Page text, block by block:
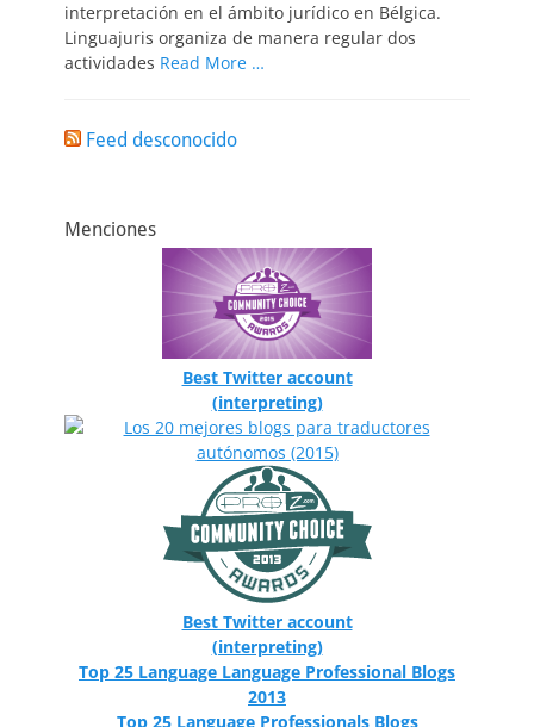
interpretación en el ámbito jurídico en Bélgica.
Linguajuris organiza de manera regular dos
actividades Read More …
Feed desconocido
Menciones
Best Twitter account
(interpreting)
Best Twitter account
(interpreting)
Top 25 Language Language Professional Blogs
2013
Top 25 Language Professionals Blogs